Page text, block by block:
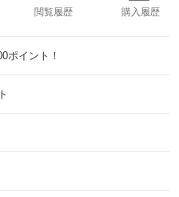
閲覧履歴 購入履歴
ポイント！